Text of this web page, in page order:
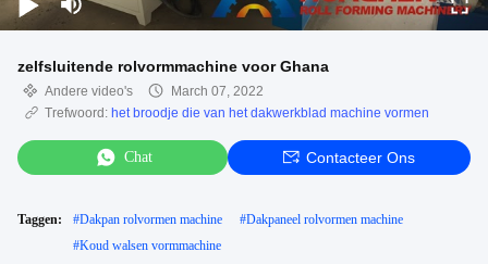
zelfsluitende rolvormmachine voor Ghana
Andere video's
March 07, 2022
Trefwoord: het broodje die van het dakwerkblad machine vormen
Chat Contacteer Ons
Taggen: #Dakpan rolvormen machine #Dakpaneel rolvormen machine
#Koud walsen vormmachine